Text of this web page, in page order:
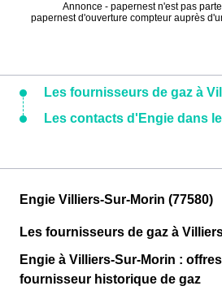
Annonce - papernest n'est pas
papernest d'ouverture compteur auprès
Les fournisseurs de gaz à
Les contacts d'Engie dans
Engie Villiers-Sur-Morin (77580)
Les fournisseurs de gaz à
Engie à Villiers-Sur-Morin :
fournisseur historique de gaz